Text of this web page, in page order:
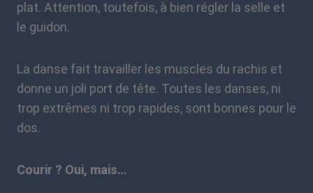
plat. Attention, toutefois, à bien régler la selle et
le guidon.
La danse fait travailler les muscles du rachis et
donne un joli port de tête. Toutes les danses, ni
trop extrêmes ni trop rapides, sont bonnes pour le
dos.
Courir ? Oui, mais…